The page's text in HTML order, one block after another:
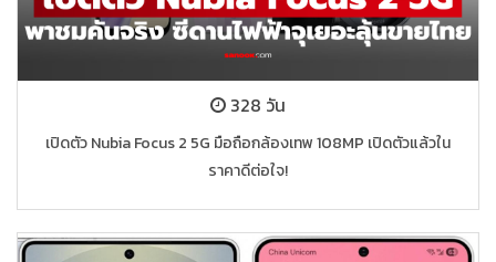
328 วัน
เปิดตัว Nubia Focus 2 5G มือถือกล้องเทพ 108MP เปิดตัวแล้วใน
ราคาดีต่อใจ!